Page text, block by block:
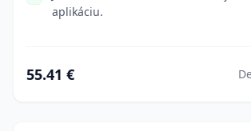
aplikáciu.
55.41 €